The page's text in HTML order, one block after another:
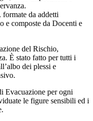
formate da addetti
e composte da Docenti e
del Rischio,
È stato fatto per tutti i
dei plessi e
Evacuazione per ogni
le figure sensibili ed i